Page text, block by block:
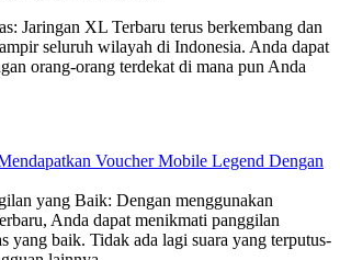
Jaringan XL Terbaru terus berkembang dan
seluruh wilayah di Indonesia. Anda dapat
orang-orang terdekat di mana pun Anda
Voucher Mobile Legend Dengan
yang Baik: Dengan menggunakan
Anda dapat menikmati panggilan
yang baik. Tidak ada lagi suara yang terputus-